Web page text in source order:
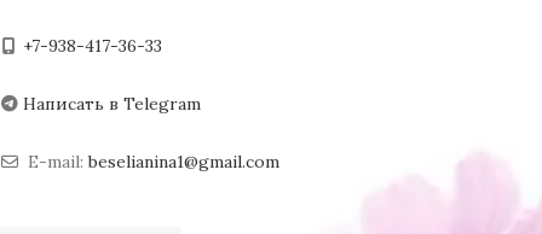
+7-938-417-36-33
Написать в Telegram
E-mail:beselianina1@gmail.com